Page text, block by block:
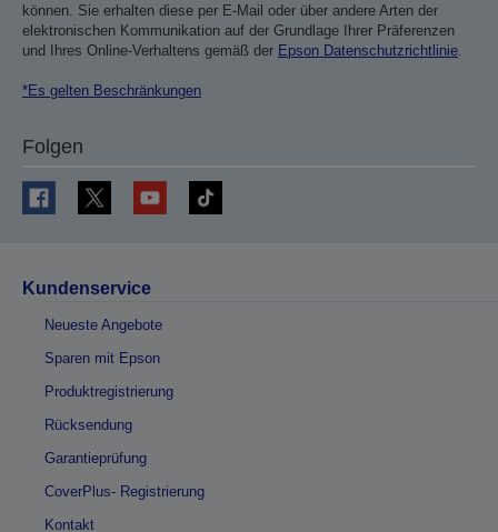
können. Sie erhalten diese per E-Mail oder über andere Arten der
elektronischen Kommunikation auf der Grundlage Ihrer Präferenzen
und Ihres Online-Verhaltens gemäß der Epson Datenschutzrichtlinie.
*Es gelten Beschränkungen
Folgen
Kundenservice
Neueste Angebote
Sparen mit Epson
Produktregistrierung
Rücksendung
Garantieprüfung
CoverPlus- Registrierung
Kontakt